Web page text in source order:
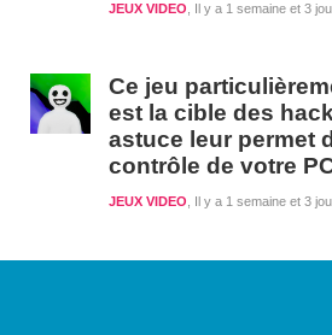
Il y a 1 semaine et 3
JEUX VIDEO
Ce jeu
est la cible des
astuce leur permet
contrôle de votre
Il y a 1 semaine et 3
JEUX VIDEO